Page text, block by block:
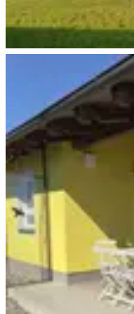
Ferienhäuser